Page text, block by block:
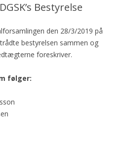
Bestyrelse
den 28/3/2019 på
bestyrelsen sammen og
foreskriver.
følger: